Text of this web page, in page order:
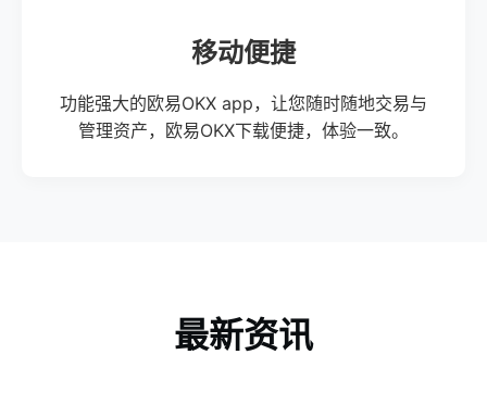
移动便捷
功能强大的欧易OKX app，让您随时随地交易与
管理资产，欧易OKX下载便捷，体验一致。
最新资讯